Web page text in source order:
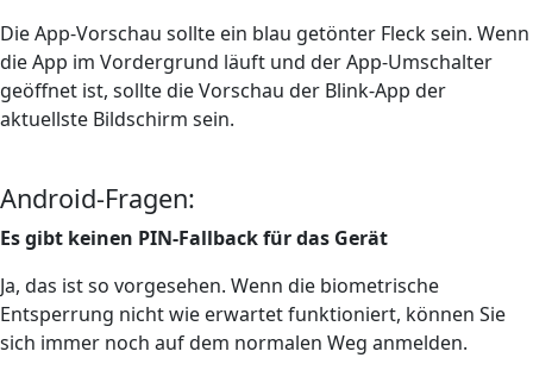
Die App-Vorschau sollte ein blau getönter Fleck sein. Wenn
die App im Vordergrund läuft und der App-Umschalter
geöffnet ist, sollte die Vorschau der Blink-App der
aktuellste Bildschirm sein.
Android-Fragen:
Es gibt keinen PIN-Fallback für das Gerät
Ja, das ist so vorgesehen. Wenn die biometrische
Entsperrung nicht wie erwartet funktioniert, können Sie
sich immer noch auf dem normalen Weg anmelden.